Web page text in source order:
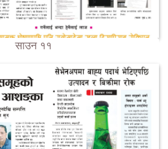
साउन ११